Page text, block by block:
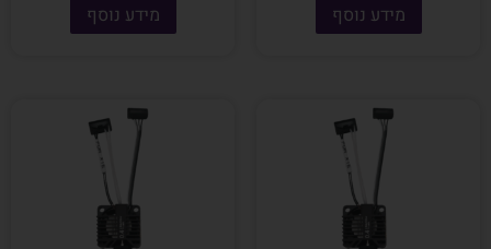
מידע נוסף מידע נוסף